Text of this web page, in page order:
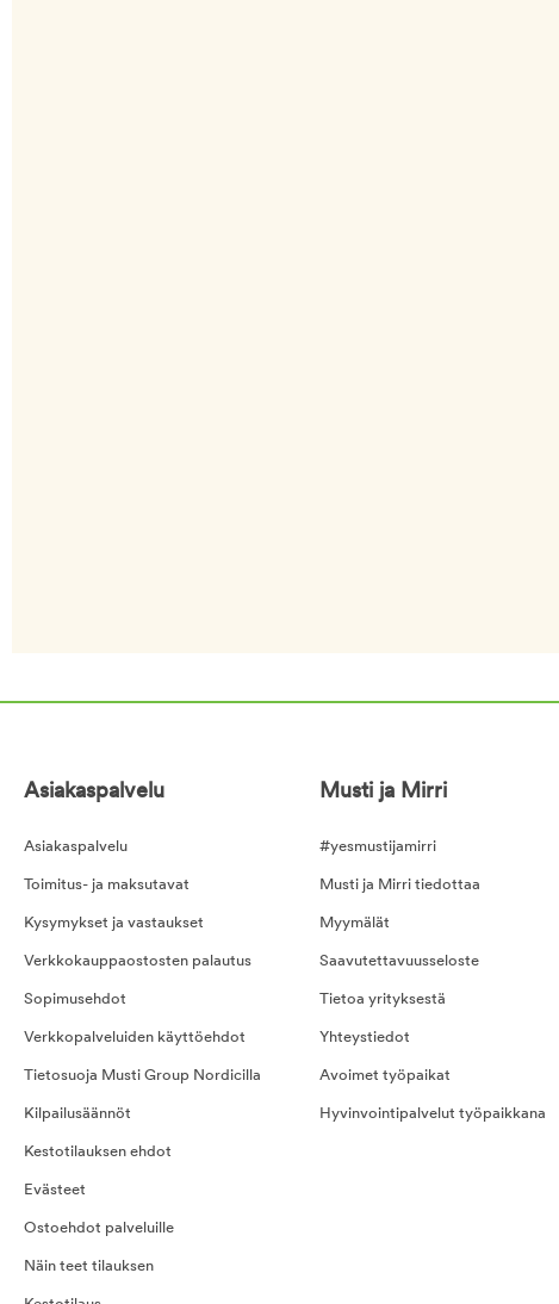
Asiakaspalvelu
Asiakaspalvelu
Toimitus- ja maksutavat
Kysymykset ja vastaukset
Verkkokauppaostosten palautus
Sopimusehdot
Verkkopalveluiden käyttöehdot
Tietosuoja Musti Group Nordicilla
Kilpailusäännöt
Kestotilauksen ehdot
Evästeet
Ostoehdot palveluille
Näin teet tilauksen
Musti ja Mirri
#yesmustijamirri
Musti ja Mirri tiedottaa
Myymälät
Saavutettavuusseloste
Tietoa yrityksestä
Yhteystiedot
Avoimet työpaikat
Hyvinvointipalvelut työpaikkana